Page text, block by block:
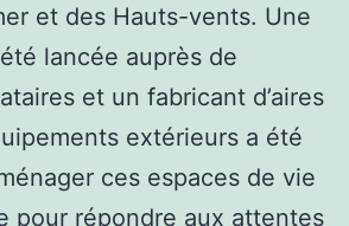
et des Hauts-vents. Une
lancée auprès de
et un fabricant d’aires
extérieurs a été
ces espaces de vie
pour répondre aux attentes